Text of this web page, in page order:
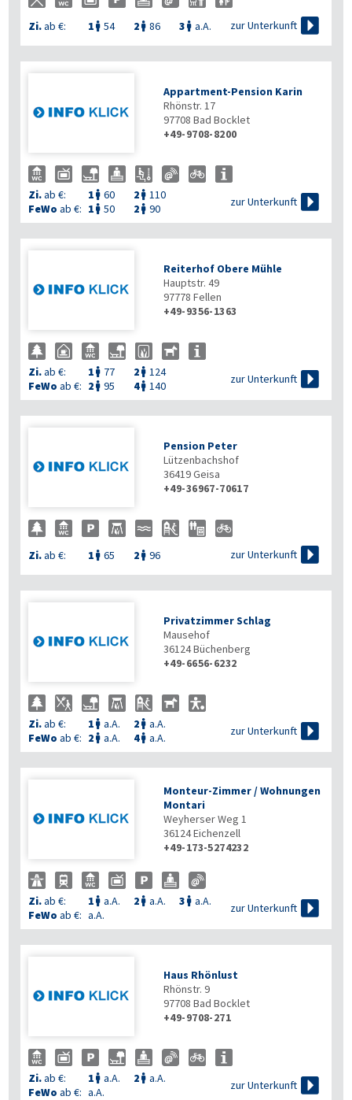
Zi.ab €: 1  54 2  86 3  a.A. zur Unterkunft 
Appartment-Pension Karin
Rhönstr. 17
97708 Bad Bocklet
+49-9708-8200
Zi.ab €: 1  60 2  110
FeWo ab €: 1  50 2  90
zur Unterkunft 
Reiterhof Obere Mühle
Hauptstr. 49
97778 Fellen
+49-9356-1363
Zi.ab €: 1  77 2  124
FeWo ab €: 2  95 4 140
zur Unterkunft 
Pension Peter
Lützenbachshof
36419Geisa
+49-36967-70617
Zi.ab €: 1  65 2  96 zur Unterkunft 
Privatzimmer Schlag
Mausehof
36124Büchenberg
+49-6656-6232
Zi.ab €: 1  a.A. 2  a.A.
FeWo ab €: 2  a.A. 4 a.A.
zur Unterkunft 
Monteur-Zimmer / Wohnungen
Montari
Weyherser Weg 1
36124Eichenzell
+49-173-5274232
Zi.ab €: 1  a.A. 2  a.A. 3  a.A.
FeWo ab €: a.A.
zur Unterkunft 
Haus Rhönlust
Rhönstr. 9
97708 Bad Bocklet
+49-9708-271
Zi.ab €: 1  a.A. 2  a.A.
FeWo ab €: a.A.
zur Unterkunft 